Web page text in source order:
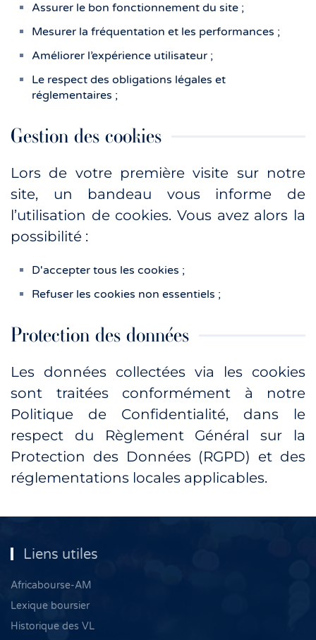
Assurer le bon fonctionnement du site ;
Mesurer la fréquentation et les performances ;
Améliorer l’expérience utilisateur ;
Le respect des obligations légales et
réglementaires ;
Gestion des cookies
Lors de votre première visite sur notre
site, un bandeau vous informe de
l’utilisation de cookies. Vous avez alors la
possibilité :
D'accepter tous les cookies ;
Refuser les cookies non essentiels ;
Protection des données
Les données collectées via les cookies
sont traitées conformément à notre
Politique de Confidentialité, dans le
respect du Règlement Général sur la
Protection des Données (RGPD) et des
réglementations locales applicables.
Liens utiles
Africabourse-AM
Lexique boursier
Historique des VL